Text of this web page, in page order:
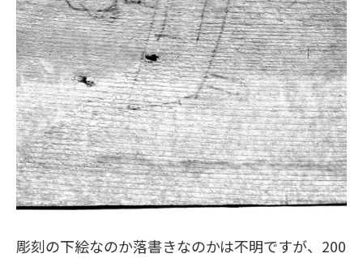
彫刻の下絵なのか落書きなのかは不明ですが、200